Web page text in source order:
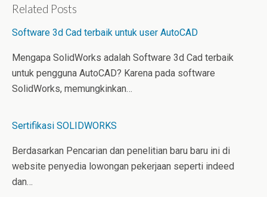
I
e
t
Related Posts
Software 3d Cad terbaik untuk user AutoCAD
Mengapa SolidWorks adalah Software 3d Cad terbaik
untuk pengguna AutoCAD? Karena pada software
SolidWorks, memungkinkan…
Sertifikasi SOLIDWORKS
Berdasarkan Pencarian dan penelitian baru baru ini di
website penyedia lowongan pekerjaan seperti indeed
dan…